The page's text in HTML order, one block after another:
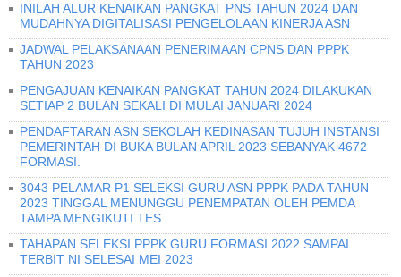
INILAH ALUR KENAIKAN PANGKAT PNS TAHUN 2024 DAN
MUDAHNYA DIGITALISASI PENGELOLAAN KINERJA ASN
JADWAL PELAKSANAAN PENERIMAAN CPNS DAN PPPK
TAHUN 2023
PENGAJUAN KENAIKAN PANGKAT TAHUN 2024 DILAKUKAN
SETIAP 2 BULAN SEKALI DI MULAI JANUARI 2024
PENDAFTARAN ASN SEKOLAH KEDINASAN TUJUH INSTANSI
PEMERINTAH DI BUKA BULAN APRIL 2023 SEBANYAK 4672
FORMASI.
3043 PELAMAR P1 SELEKSI GURU ASN PPPK PADA TAHUN
2023 TINGGAL MENUNGGU PENEMPATAN OLEH PEMDA
TAMPA MENGIKUTI TES
TAHAPAN SELEKSI PPPK GURU FORMASI 2022 SAMPAI
TERBIT NI SELESAI MEI 2023